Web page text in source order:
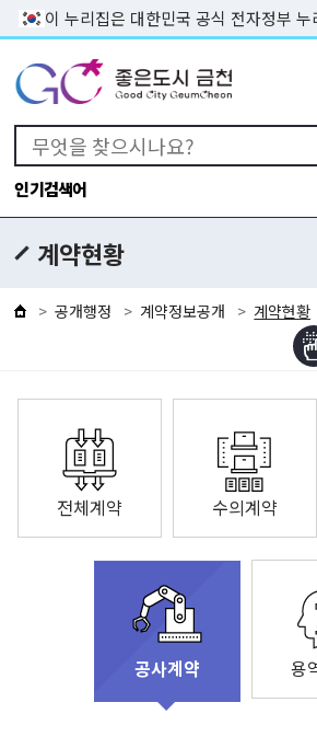
본문 바로가기
이 누리집은 대한민국 공식 전자정부 누
인기검색어
계약현황
공개행정 계약정보공개 계약현황
전체계약 수의계약
공사계약 용